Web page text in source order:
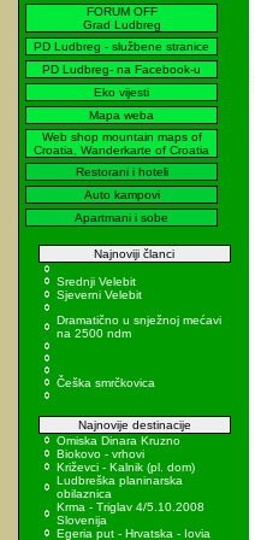
FORUM OFF
Grad Ludbreg
PD Ludbreg - službene stranice
PD Ludbreg- na Facebook-u
Eko vijesti
Mapa weba
Web shop mountain maps of
Croatia, Wanderkarte of Croatia
Restorani i hoteli
Auto kampovi
Apartmani i sobe
Najnoviji članci
Srednji Velebit
Sjeverni Velebit
Dramatično u snježnoj mećavi
na 2500 ndm
Češka smrčkovica
Najnovije destinacije
Omiska Dinara Kruzno
Biokovo - vrhovi
Križevci - Kalnik (pl. dom)
Ludbreška planinarska
obilaznica
Krma - Triglav 4/5.10.2008
Slovenija
Egeria put - Hrvatska - Iovia